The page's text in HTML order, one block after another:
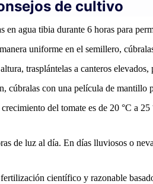
de cultivo
en agua tibia durante 6 horas para
uniforme en el semillero,
trasplántelas a canteros
cúbralas con una película de
del tomate es de 20 °C a
de luz al día. En días lluviosos o
científico y razonable